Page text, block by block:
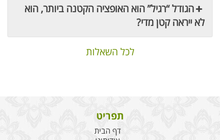
הגודל “רגיל” הוא האופציה הקטנה ביותר, הוא
לא ייראה קטן מדי?
לכל השאלות
תפריט
דף הבית